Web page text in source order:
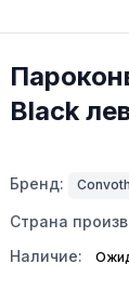
Black
Бренд:
Страна
Наличие: